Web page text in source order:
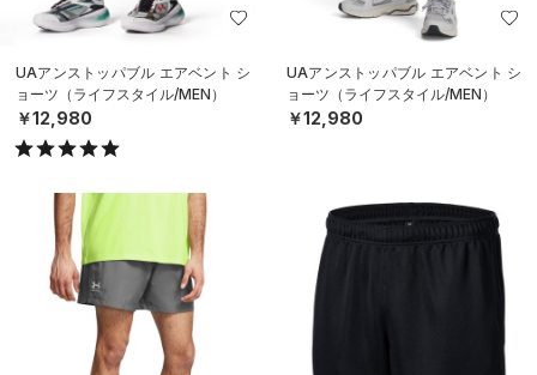
UAアンストッパブル エアベント シ
ョーツ（ライフスタイル/MEN）
￥12,980
UAアンストッパブル エアベント シ
ョーツ（ライフスタイル/MEN）
￥12,980